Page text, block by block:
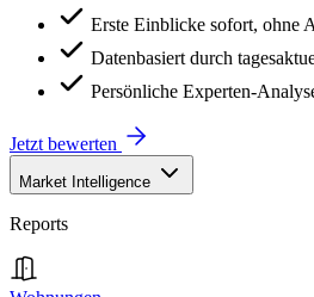
Erste Einblicke sofort, ohne
Datenbasiert durch
Persönliche Experten-
Jetzt bewerten
Market Intelligence
Reports